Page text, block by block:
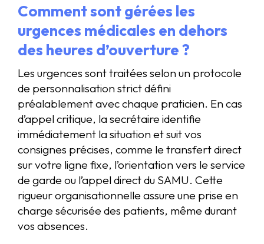
Comment sont gérées les
urgences médicales en dehors
des heures d’ouverture ?
Les urgences sont traitées selon un protocole
de personnalisation strict défini
préalablement avec chaque praticien. En cas
d’appel critique, la secrétaire identifie
immédiatement la situation et suit vos
consignes précises, comme le transfert direct
sur votre ligne fixe, l’orientation vers le service
de garde ou l’appel direct du SAMU. Cette
rigueur organisationnelle assure une prise en
charge sécurisée des patients, même durant
vos absences.